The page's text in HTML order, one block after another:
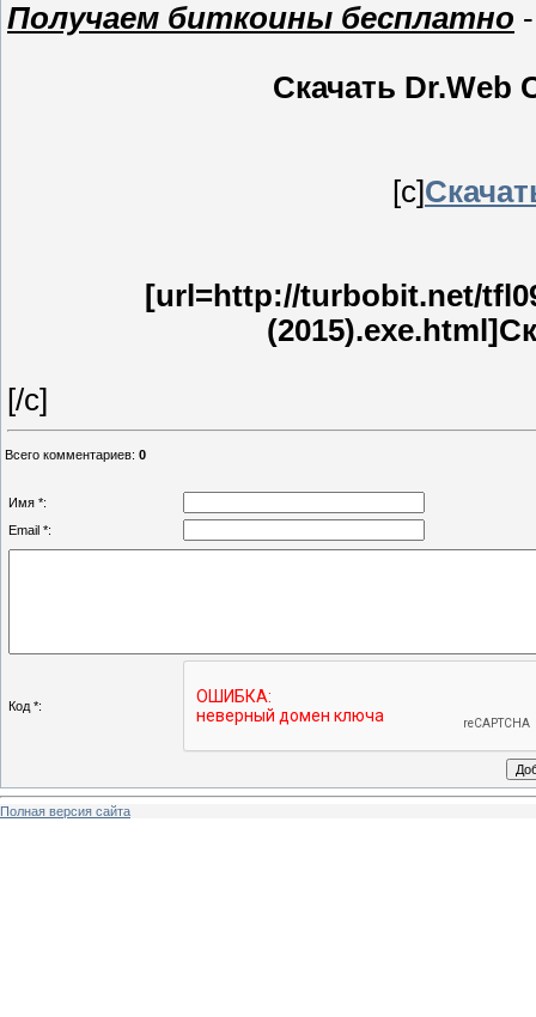
Получаем биткоины бесплатно
Скачать Dr.Web
[c]
[url=http://turbobit.net/
[/c]
Всего комментариев: 0
Имя *:
Email *:
Код *:
Полная версия сайта